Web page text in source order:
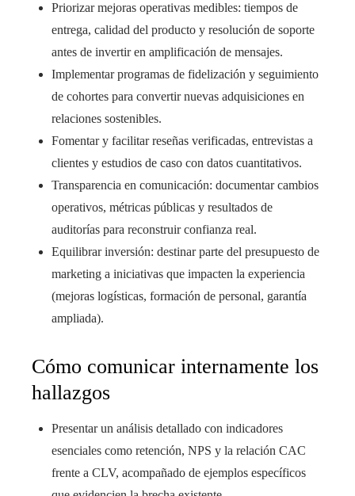
Priorizar mejoras operativas medibles: tiempos de
entrega, calidad del producto y resolución de soporte
antes de invertir en amplificación de mensajes.
Implementar programas de fidelización y seguimiento
de cohortes para convertir nuevas adquisiciones en
relaciones sostenibles.
Fomentar y facilitar reseñas verificadas, entrevistas a
clientes y estudios de caso con datos cuantitativos.
Transparencia en comunicación: documentar cambios
operativos, métricas públicas y resultados de
auditorías para reconstruir confianza real.
Equilibrar inversión: destinar parte del presupuesto de
marketing a iniciativas que impacten la experiencia
(mejoras logísticas, formación de personal, garantía
ampliada).
Cómo comunicar internamente los
hallazgos
Presentar un análisis detallado con indicadores
esenciales como retención, NPS y la relación CAC
frente a CLV, acompañado de ejemplos específicos